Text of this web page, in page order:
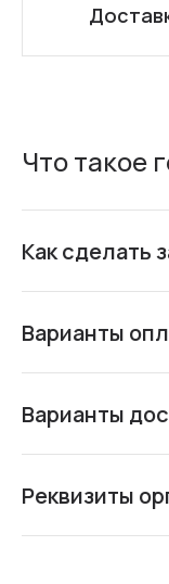
Что такое
Как сделать
Варианты
Варианты
Реквизиты